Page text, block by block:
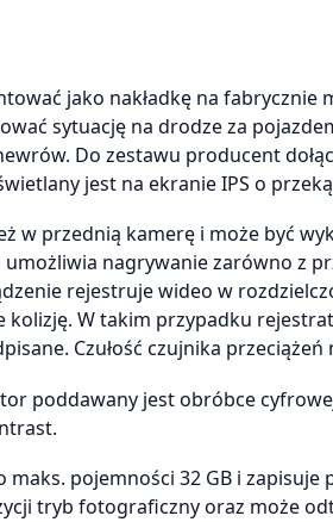
jako nakładkę na
sytuację na drodze za
Do zestawu producent
jest na ekranie IPS o
w przednią kamerę i może być
nagrywanie zarówno z
rejestruje wideo w
kolizję. W takim przypadku
Czułość czujnika
poddawany jest obróbce
maks. pojemności 32 GB i
tryb fotograficzny oraz może